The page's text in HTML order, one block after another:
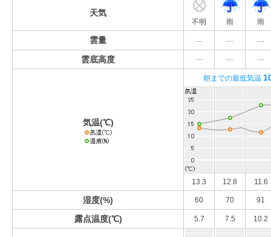
天気
不明 雨 雨
雲量 --- --- ---
雲底高度 --- --- ---
気温(℃)
朝までの最低気温
13.3 12.8 11.6
湿度(%) 60 70 91
露点温度(℃) 5.7 7.5 10.2